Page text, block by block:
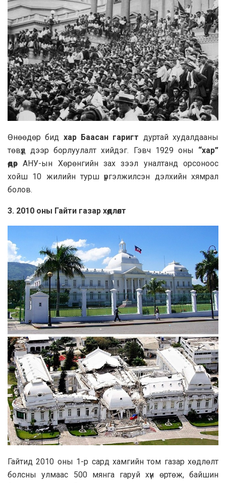
Өнөөдөр бид хар Баасан гаригт дуртай худалдааны
төвүүд дээр борлуулалт хийдэг. Гэвч 1929 оны “хар”
өдөр АНУ-ын Хөрөнгийн зах зээл уналтанд орсоноос
хойш 10 жилийн турш үргэлжилсэн дэлхийн хямрал
болов.
3. 2010 оны Гайти газар хөдлөлт
Гайтид 2010 оны 1-р сард хамгийн том газар хөдлөлт
болсны улмаас 500 мянга гаруй хүн өртөж, байшин